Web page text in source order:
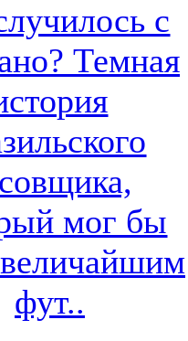
с
Темная
мог бы
величайшим
фут..